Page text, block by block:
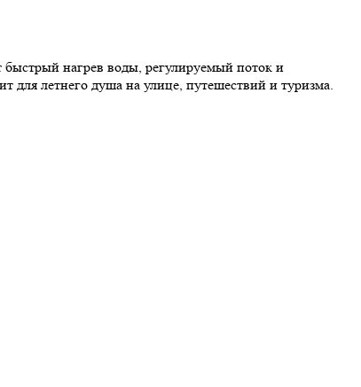
нагрев воды, регулируемый поток и
для летнего душа на улице, путешествий и туризма.